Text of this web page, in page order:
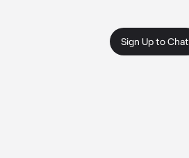
Sign Up to Chat